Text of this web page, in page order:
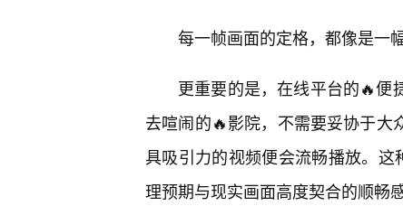
每一帧画面的定格，都像是一
更重要的是，在线平台的🔥便
去喧闹的🔥影院，不需要妥协于大
具吸引力的视频便会流畅播放。这
理预期与现实画面高度契合的顺畅感